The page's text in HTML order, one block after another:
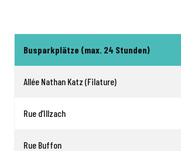
Busparkplätze (max. 24 Stunden)
Allée Nathan Katz (Filature)
Rue d’Illzach
Rue Buffon